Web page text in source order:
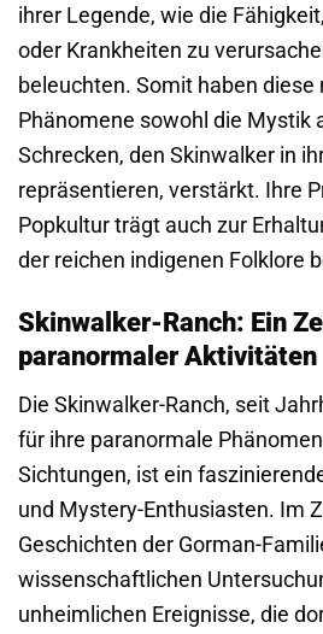
ihrer Legende, wie die
oder Krankheiten zu
beleuchten. Somit haben
Phänomene sowohl die Mystik
Schrecken, den Skinwalker in
repräsentieren, verstärkt. Ihre
Popkultur trägt auch zur
der reichen indigenen Folklore
Skinwalker-Ranch: Ein
paranormaler Aktivitäten
Die Skinwalker-Ranch, seit
für ihre paranormale
Sichtungen, ist ein
und Mystery-Enthusiasten. Im
Geschichten der Gorman-
wissenschaftlichen
unheimlichen Ereignisse, die